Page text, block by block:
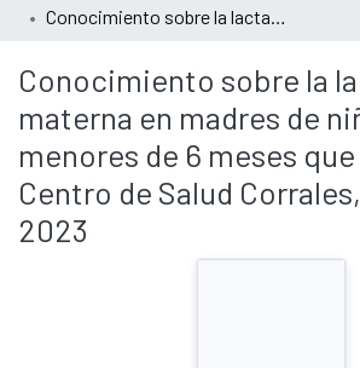
Conocimiento sobre la lactancia materna en madres de niños menores de 6 meses que asisten al Centro de Salud Corrales, Tumbes 2023
Conocimiento sobre la
materna en madres de
menores de 6 meses
Centro de Salud
2023